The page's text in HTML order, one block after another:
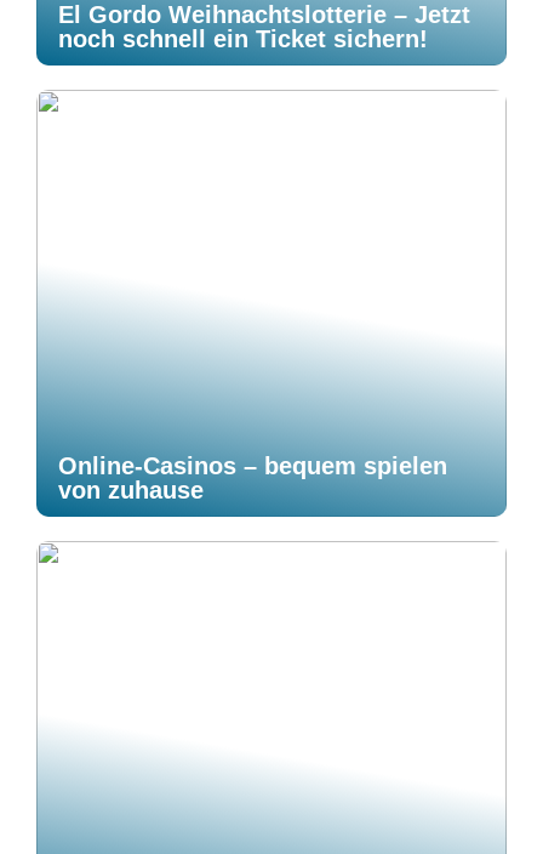
El Gordo Weihnachtslotterie – Jetzt
noch schnell ein Ticket sichern!
Online-Casinos – bequem spielen
von zuhause